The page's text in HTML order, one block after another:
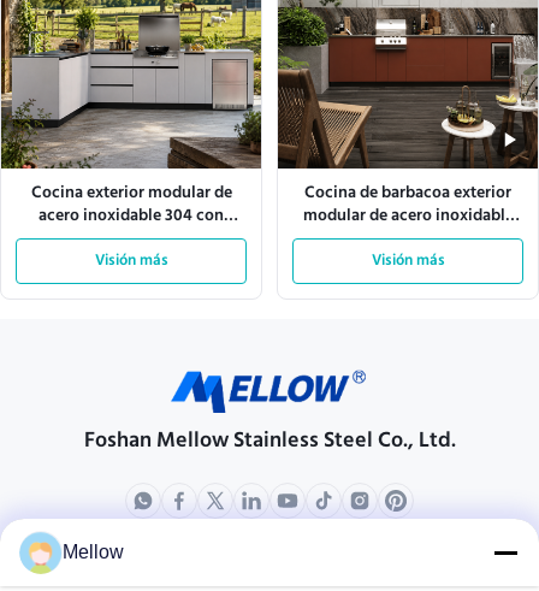
Cocina exterior modular de
acero inoxidable 304 con
resistencia a las condiciones
climáticas
Visión más
Cocina de barbacoa exterior
modular de acero inoxidable
304 para uso en clubes
Visión más
Foshan Mellow Stainless Steel Co., Ltd.
productos
Mellow